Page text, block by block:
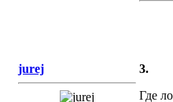
jurej
3.
Где